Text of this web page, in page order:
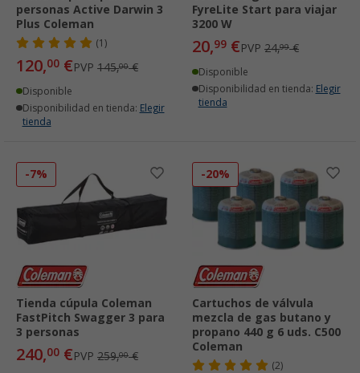
personas Active Darwin 3
Plus Coleman
(1)
120,00 €PVP 145,00€
Disponible
Disponibilidad en tienda: Elegir
tienda
FyreLite Start para viajar
3200 W
20,99 €PVP 24,99€
Disponible
Disponibilidad en tienda: Elegir
tienda
-7%
Tienda cúpula Coleman
FastPitch Swagger 3 para
3 personas
240,00 €PVP 259,00€
-20%
Cartuchos de válvula
mezcla de gas butano y
propano 440 g 6 uds. C500
Coleman
(2)